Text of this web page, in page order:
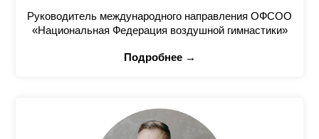
Руководитель международного направления ОФСОО
«Национальная Федерация воздушной гимнастики»
Подробнее →